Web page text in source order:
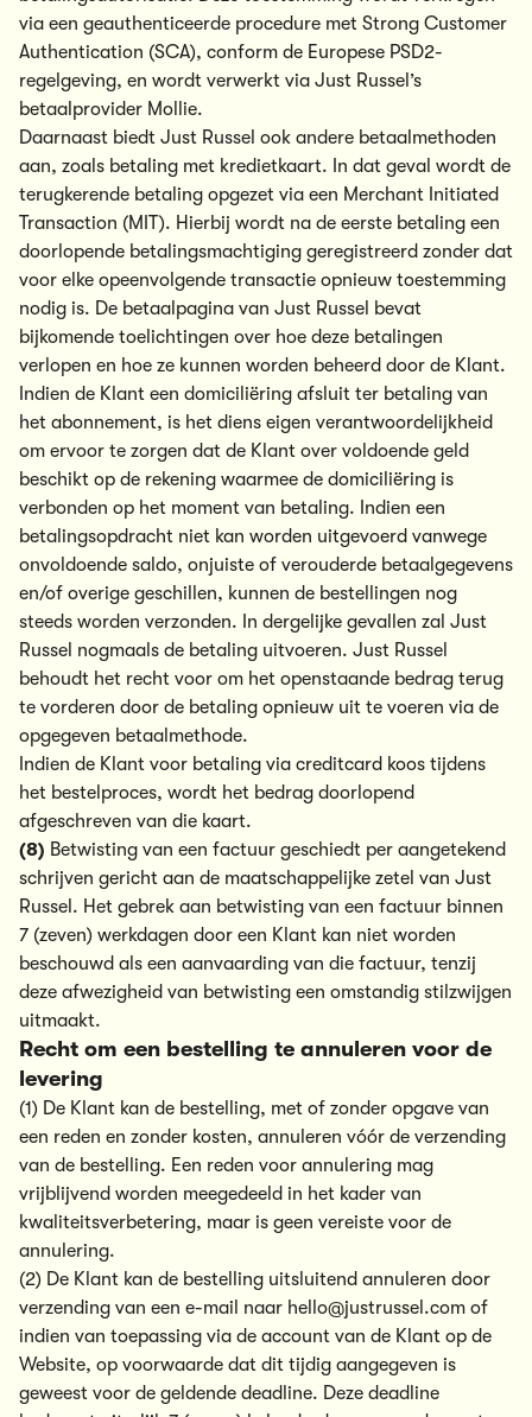
via een geauthenticeerde procedure met Strong Customer
Authentication (SCA), conform de Europese PSD2-
regelgeving, en wordt verwerkt via Just Russel’s
betaalprovider Mollie.
Daarnaast biedt Just Russel ook andere betaalmethoden
aan, zoals betaling met kredietkaart. In dat geval wordt de
terugkerende betaling opgezet via een Merchant Initiated
Transaction (MIT). Hierbij wordt na de eerste betaling een
doorlopende betalingsmachtiging geregistreerd zonder dat
voor elke opeenvolgende transactie opnieuw toestemming
nodig is. De betaalpagina van Just Russel bevat
bijkomende toelichtingen over hoe deze betalingen
verlopen en hoe ze kunnen worden beheerd door de Klant.
Indien de Klant een domiciliëring afsluit ter betaling van
het abonnement, is het diens eigen verantwoordelijkheid
om ervoor te zorgen dat de Klant over voldoende geld
beschikt op de rekening waarmee de domiciliëring is
verbonden op het moment van betaling. Indien een
betalingsopdracht niet kan worden uitgevoerd vanwege
onvoldoende saldo, onjuiste of verouderde betaalgegevens
en/of overige geschillen, kunnen de bestellingen nog
steeds worden verzonden. In dergelijke gevallen zal Just
Russel nogmaals de betaling uitvoeren. Just Russel
behoudt het recht voor om het openstaande bedrag terug
te vorderen door de betaling opnieuw uit te voeren via de
opgegeven betaalmethode.
Indien de Klant voor betaling via creditcard koos tijdens
het bestelproces, wordt het bedrag doorlopend
afgeschreven van die kaart.
(8) Betwisting van een factuur geschiedt per aangetekend
schrijven gericht aan de maatschappelijke zetel van Just
Russel. Het gebrek aan betwisting van een factuur binnen
7 (zeven) werkdagen door een Klant kan niet worden
beschouwd als een aanvaarding van die factuur, tenzij
deze afwezigheid van betwisting een omstandig stilzwijgen
uitmaakt.
Recht om een bestelling te annuleren voor de
levering
(1) De Klant kan de bestelling, met of zonder opgave van
een reden en zonder kosten, annuleren vóór de verzending
van de bestelling. Een reden voor annulering mag
vrijblijvend worden meegedeeld in het kader van
kwaliteitsverbetering, maar is geen vereiste voor de
annulering.
(2) De Klant kan de bestelling uitsluitend annuleren door
verzending van een e-mail naar hello@justrussel.com of
indien van toepassing via de account van de Klant op de
Website, op voorwaarde dat dit tijdig aangegeven is
geweest voor de geldende deadline. Deze deadline